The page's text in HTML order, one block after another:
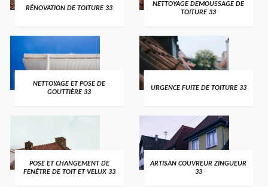
RÉNOVATION DE TOITURE 33
NETTOYAGE DEMOUSSAGE DE
TOITURE 33
NETTOYAGE ET POSE DE
GOUTTIÈRE 33
URGENCE FUITE DE TOITURE 33
POSE ET CHANGEMENT DE
FENÊTRE DE TOIT ET VELUX 33
ARTISAN COUVREUR ZINGUEUR
33